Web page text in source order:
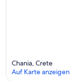
Chania, Crete
Auf Karte anzeigen